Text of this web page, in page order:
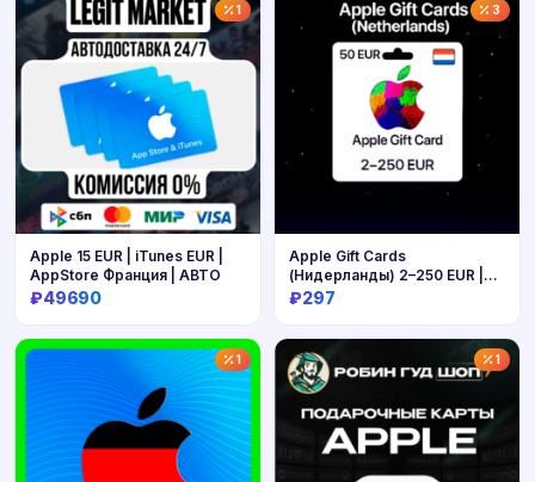
1
Apple 15 EUR | iTunes EUR |
AppStore Франция | АВТО
₽49690
3
Apple Gift Cards
(Нидерланды) 2–250 EUR |
Коды
₽297
1 1